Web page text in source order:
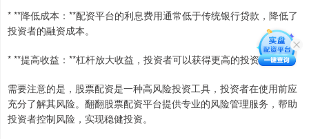
* **降低成本：**配资平台的利息费用通常低于传统银行贷款，降低了
投资者的融资成本。
* **提高收益：**杠杆放大收益，投资者可以获得更高的投资回报。
需要注意的是，股票配资是一种高风险投资工具，投资者在使用前应
充分了解其风险。翻翻股票配资平台提供专业的风险管理服务，帮助
投资者控制风险，实现稳健投资。